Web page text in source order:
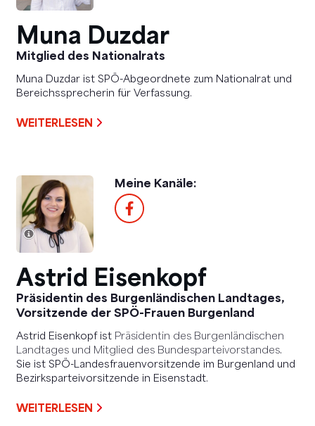
Muna Duzdar
Mitglied des Nationalrats
Muna Duzdar ist SPÖ-Abgeordnete zum Nationalrat und
Bereichssprecherin für Verfassung.
WEITERLESEN
Meine Kanäle:
Astrid Eisenkopf
Präsidentin des Burgenländischen Landtages,
Vorsitzende der SPÖ-Frauen Burgenland
Astrid Eisenkopf ist Präsidentin des Burgenländischen
Landtages und Mitglied des Bundesparteivorstandes.
Sie ist SPÖ-Landesfrauenvorsitzende im Burgenland und
Bezirksparteivorsitzende in Eisenstadt.
WEITERLESEN